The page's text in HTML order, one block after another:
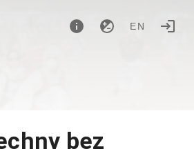
EN
bez